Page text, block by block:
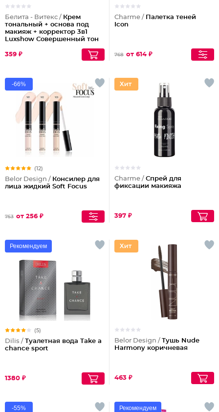
Белита - Витекс / Крем
тональный + основа под
макияж + корректор 3в1
Luxshow Совершенный тон
359 ₽
Charme / Палетка теней
Icon
768 от 614 ₽
-66%
(12)
Belor Design / Консилер для
лица жидкий Soft Focus
753 от 256 ₽
Charme / Спрей для
фиксации макияжа
397 ₽
Рекомендуем
(5)
Dilis / Туалетная вода Take a
chance sport
1380 ₽
Belor Design / Тушь Nude
Harmony коричневая
463 ₽
-55% Рекомендуем